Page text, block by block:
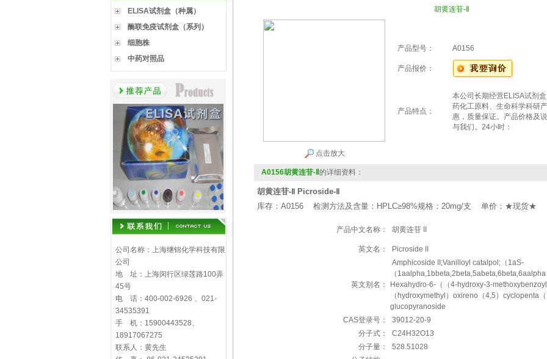
ELISA试剂盒（种属）
酶联免疫试剂盒（系列）
细胞株
中药对照品
公司名称：上海继锦化学科技有限
公司
地 址：上海闵行区绿莲路100弄
45号
电 话：400-002-6926 、021-
34535391
手 机：15900443528、
18917067275
联系人：黄先生
胡黄连苷-Ⅱ
点击放大
产品型号： A0156
产品报价：
产品特点：
本公司长期经营ELISA试剂
药化工原料、生命科学科研
惠，质量保证。产品价格及
与我们。24小时：
A0156胡黄连苷-Ⅱ 的详细资料：
胡黄连苷-Ⅱ Picroside-Ⅱ
库存：A0156 检测方法及含量：HPLC≥98%规格：20mg/支 单价：★现货★
产品中文名称： 胡黄连苷 II
英文名： Picroside II
英文别名：
Amphicoside II;Vanilloyl catalpol;（1aS-
（
Hexahydro-6-（（4-hydroxy-3-
（hydroxymethyl）oxireno（4,5）cyclopenta
glucopyranoside
CAS登录号：
39012-20-9
分子式：
C24H32O13
分子量：
528.51028